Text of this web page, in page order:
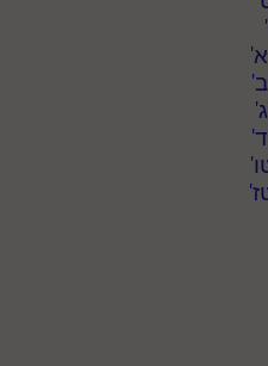
'
'
'
'
'
'
'